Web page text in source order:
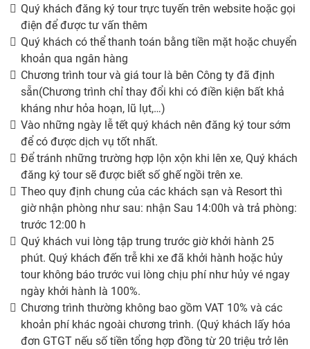
Quý khách đăng ký tour trực tuyến trên website hoặc gọi
điện để được tư vấn thêm
Quý khách có thể thanh toán bằng tiền mặt hoặc chuyển
khoản qua ngân hàng
Chương trình tour và giá tour là bên Công ty đã định
sẵn(Chương trình chỉ thay đổi khi có điền kiện bất khả
kháng như hỏa hoạn, lũ lụt,…)
Vào những ngày lễ tết quý khách nên đăng ký tour sớm
để có được dịch vụ tốt nhất.
Để tránh những trường hợp lộn xộn khi lên xe, Quý khách
đăng ký tour sẽ được biết số ghế ngồi trên xe.
Theo quy định chung của các khách sạn và Resort thì
giờ nhận phòng như sau: nhận Sau 14:00h và trả phòng:
trước 12:00 h
Quý khách vui lòng tập trung trước giờ khởi hành 25
phút. Quý khách đến trễ khi xe đã khởi hành hoặc hủy
tour không báo trước vui lòng chịu phí như hủy vé ngay
ngày khởi hành là 100%.
Chương trình thường không bao gồm VAT 10% và các
khoản phí khác ngoài chương trình. (Quý khách lấy hóa
đơn GTGT nếu số tiền tổng hợp đồng từ 20 triệu trở lên